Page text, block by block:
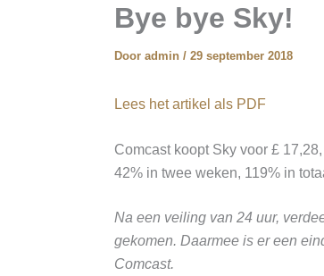
Bye bye Sky!
Door admin / 29 september 2018
Lees het artikel als PDF
Comcast koopt Sky voor £ 17,28,
42% in twee weken, 119% in
Na een veiling van 24 uur,
gekomen. Daarmee is er een
Comcast.